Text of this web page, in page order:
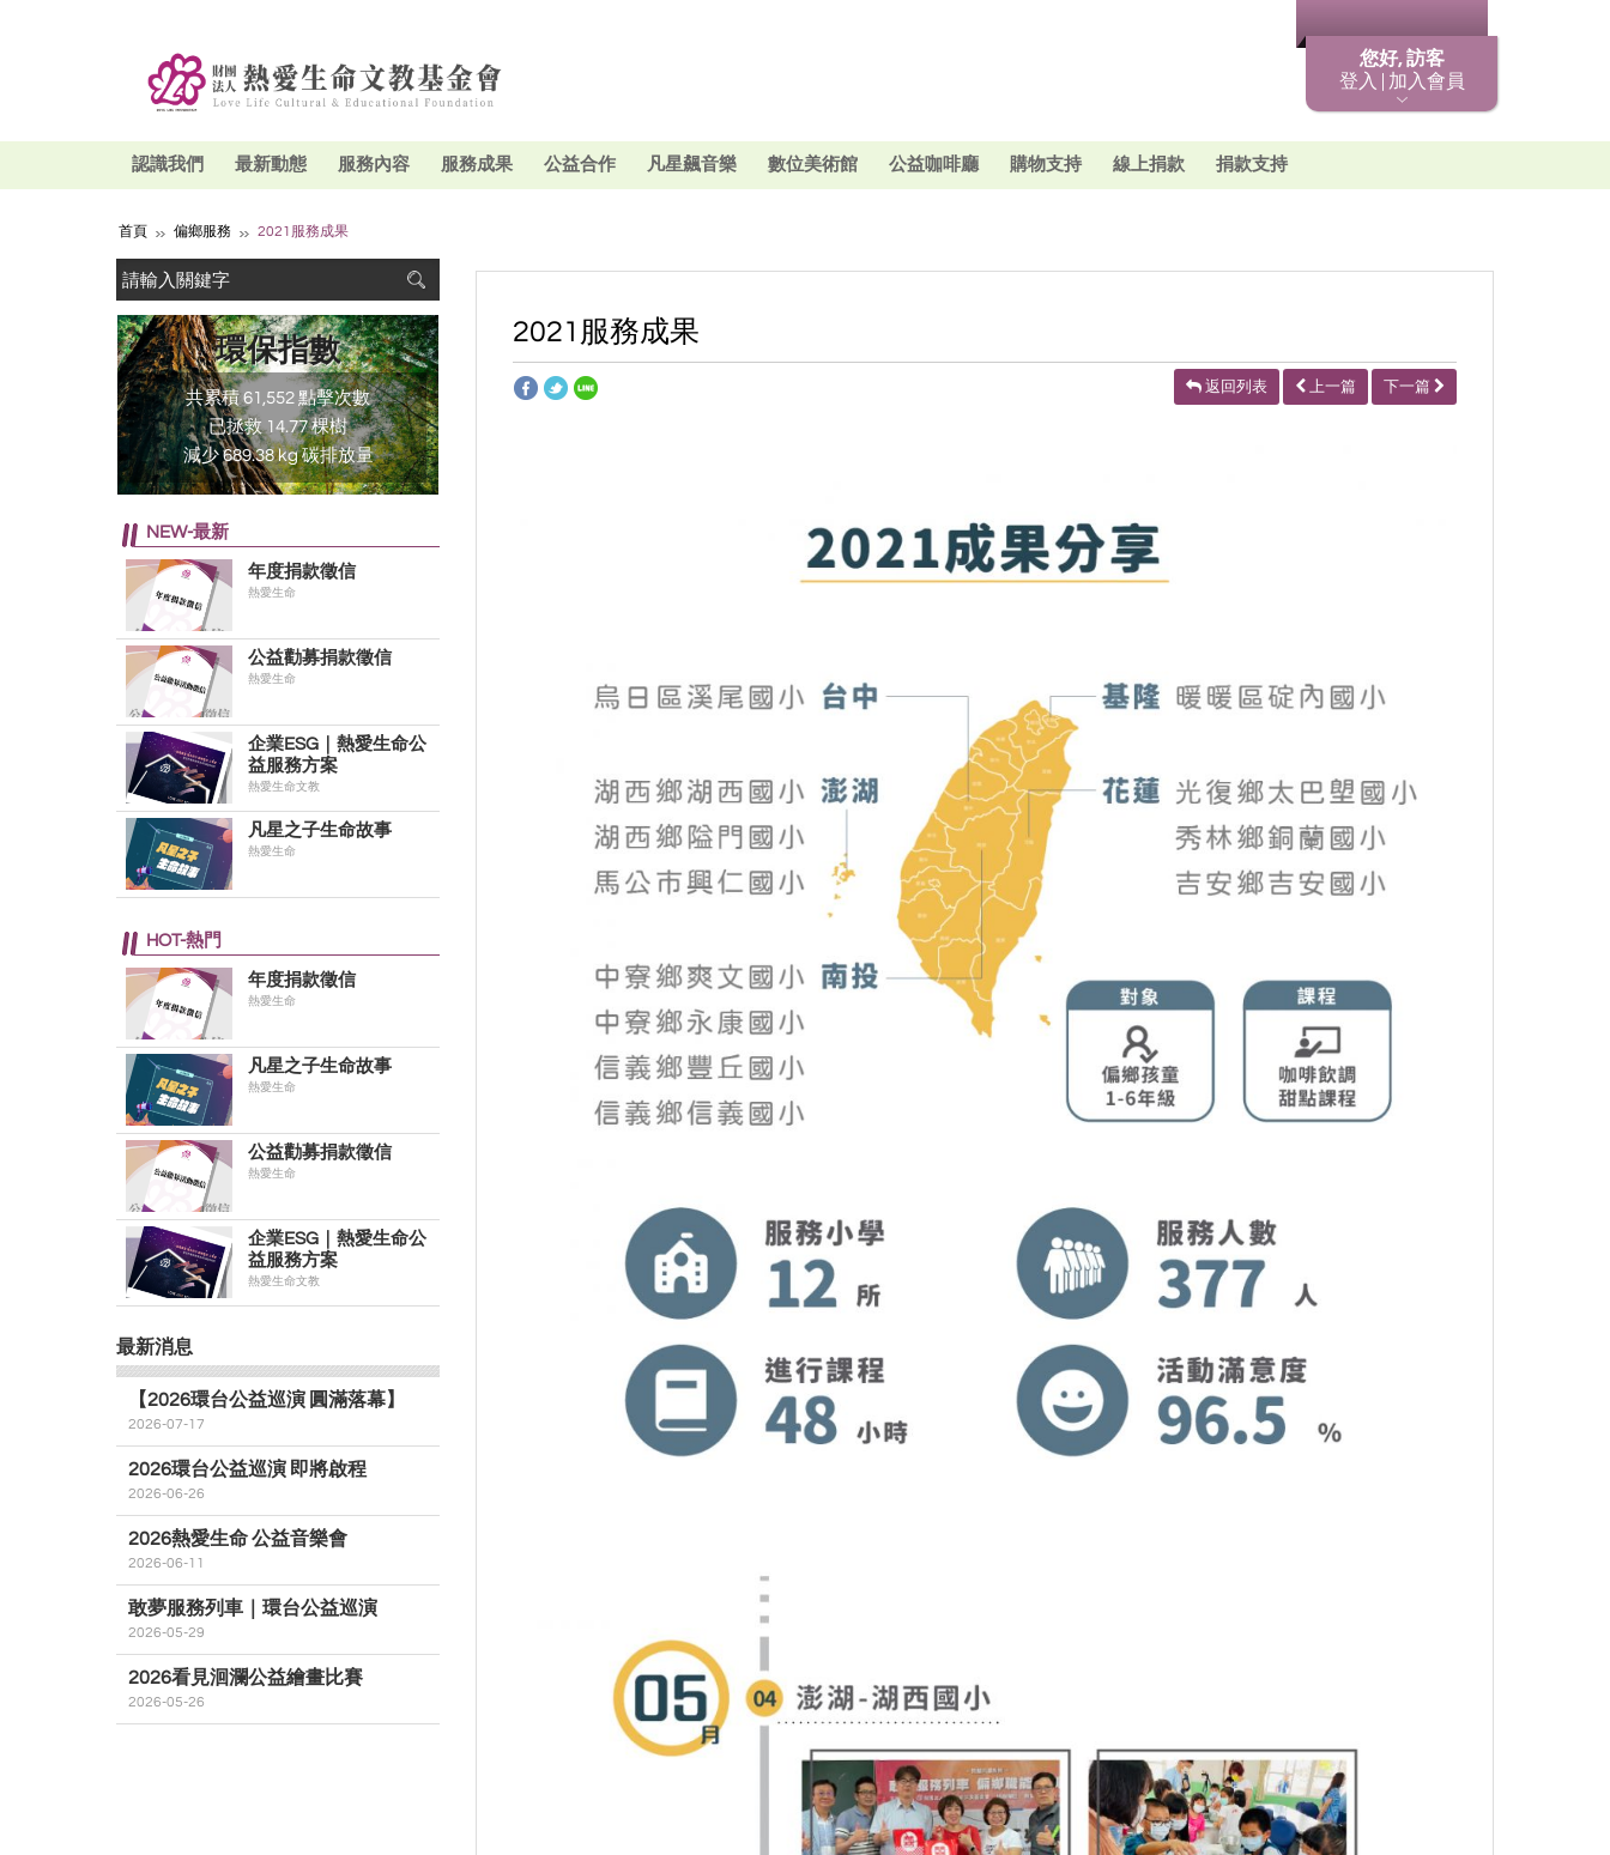
您好, 訪客
登入 | 加入會員
認識我們 最新動態 服務內容 服務成果 公益合作 凡星飆音樂 數位美術館 公益咖啡廳 購物支持 線上捐款 捐款支持
首頁 偏鄉服務 2021服務成果
2021服務成果
返回列表 上一篇 下一篇
環保指數
共累積 61,552 點擊次數
已拯救 14.77 棵樹
減少 689.38 kg 碳排放量
NEW-最新
年度捐款徵信
熱愛生命
公益勸募捐款徵信
熱愛生命
企業ESG｜熱愛生命公
益服務方案
熱愛生命文教
凡星之子生命故事
熱愛生命
HOT-熱門
年度捐款徵信
熱愛生命
凡星之子生命故事
熱愛生命
公益勸募捐款徵信
熱愛生命
企業ESG｜熱愛生命公
益服務方案
熱愛生命文教
最新消息
【2026環台公益巡演 圓滿落幕】
2026-07-17
2026環台公益巡演 即將啟程
2026-06-26
2026熱愛生命 公益音樂會
2026-06-11
敢夢服務列車｜環台公益巡演
2026-05-29
2026看見洄瀾公益繪畫比賽
2026-05-26